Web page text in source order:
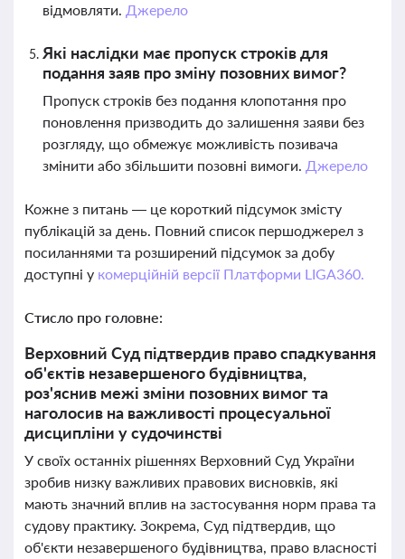
відмовляти. Джерело
Які наслідки має пропуск строків для
подання заяв про зміну позовних вимог?
Пропуск строків без подання клопотання про
поновлення призводить до залишення заяви без
розгляду, що обмежує можливість позивача
змінити або збільшити позовні вимоги. Джерело
Кожне з питань — це короткий підсумок змісту
публікацій за день. Повний список першоджерел з
посиланнями та розширений підсумок за добу
доступні у комерційній версії Платформи LIGA360.
Стисло про головне:
Верховний Суд підтвердив право спадкування
об'єктів незавершеного будівництва,
роз'яснив межі зміни позовних вимог та
наголосив на важливості процесуальної
дисципліни у судочинстві
У своїх останніх рішеннях Верховний Суд України
зробив низку важливих правових висновків, які
мають значний вплив на застосування норм права та
судову практику. Зокрема, Суд підтвердив, що
об'єкти незавершеного будівництва, право власності